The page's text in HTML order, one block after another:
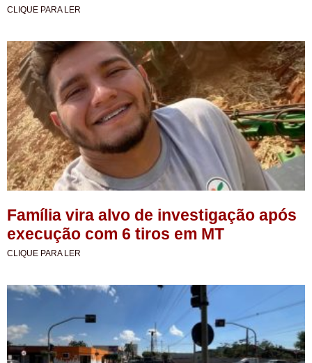
CLIQUE PARA LER
Família vira alvo de investigação após
execução com 6 tiros em MT
CLIQUE PARA LER